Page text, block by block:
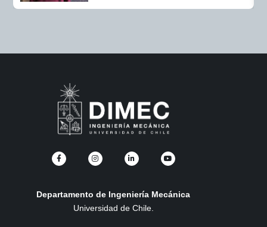
Departamento de Ingeniería Mecánica
Universidad de Chile.